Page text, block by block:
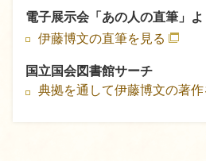
電子展示会「あの人の直筆」よ
伊藤博文の直筆を見る
国立国会図書館サーチ
典拠を通して伊藤博文の著作